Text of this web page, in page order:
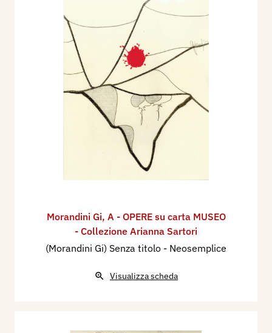
Morandini Gi, A - OPERE su carta MUSEO
- Collezione Arianna Sartori
(Morandini Gi) Senza titolo - Neosemplice
Visualizza scheda